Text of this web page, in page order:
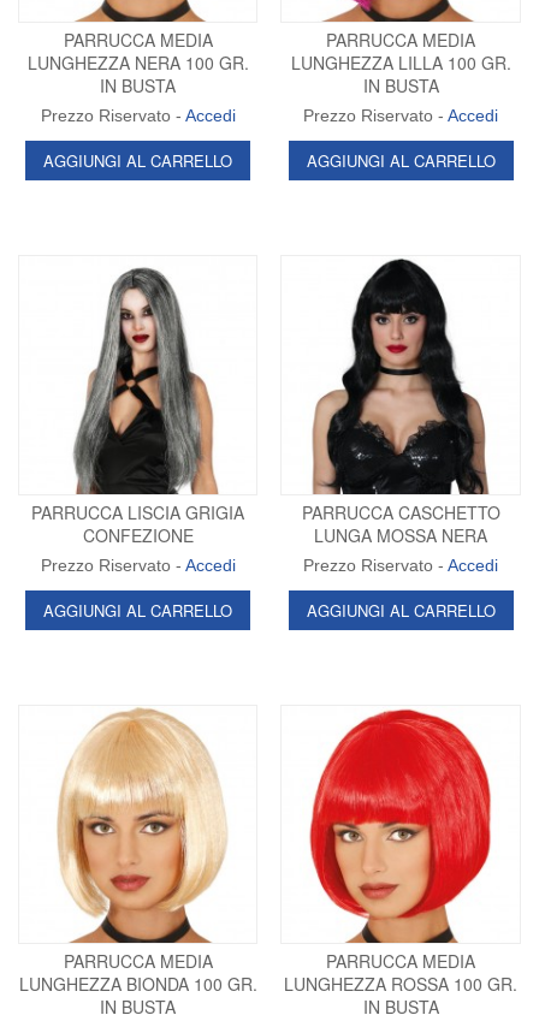
PARRUCCA MEDIA
LUNGHEZZA NERA 100 GR.
IN BUSTA
Prezzo Riservato - Accedi
AGGIUNGI AL CARRELLO
PARRUCCA MEDIA
LUNGHEZZA LILLA 100 GR.
IN BUSTA
Prezzo Riservato -Accedi
AGGIUNGI AL CARRELLO
PARRUCCA LISCIA GRIGIA
CONFEZIONE
Prezzo Riservato - Accedi
AGGIUNGI AL CARRELLO
PARRUCCA CASCHETTO
LUNGA MOSSA NERA
Prezzo Riservato -Accedi
AGGIUNGI AL CARRELLO
PARRUCCA MEDIA
LUNGHEZZA BIONDA 100 GR.
IN BUSTA
PARRUCCA MEDIA
LUNGHEZZA ROSSA 100 GR.
IN BUSTA